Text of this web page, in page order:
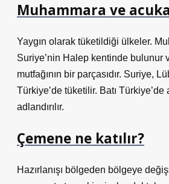
Muhammara ve acuka
Yaygın olarak tüketildiği ülkeler.
Suriye’nin Halep kentinde bulunur
mutfağının bir parçasıdır. Suriye,
Türkiye’de tüketilir. Batı
adlandırılır.
Çemene ne katılır?
Hazırlanışı bölgeden bölgeye